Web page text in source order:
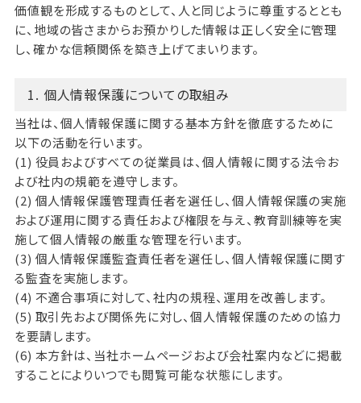
価値観を形成するものとして、人と同じように尊重するととも
に、地域の皆さまからお預かりした情報は正しく安全に管理
し、確かな信頼関係を築き上げてまいります。
1. 個人情報保護についての取組み
当社は、個人情報保護に関する基本方針を徹底するために
以下の活動を行います。
(1) 役員およびすべての従業員は、個人情報に関する法令お
よび社内の規範を遵守します。
(2) 個人情報保護管理責任者を選任し、個人情報保護の実施
および運用に関する責任および権限を与え、教育訓練等を実
施して個人情報の厳重な管理を行います。
(3) 個人情報保護監査責任者を選任し、個人情報保護に関す
る監査を実施します。
(4) 不適合事項に対して、社内の規程、運用を改善します。
(5) 取引先および関係先に対し、個人情報保護のための協力
を要請します。
(6) 本方針は、当社ホームページおよび会社案内などに掲載
することによりいつでも閲覧可能な状態にします。